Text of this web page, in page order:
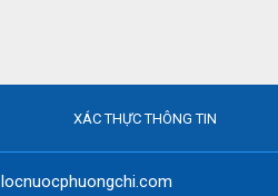
XÁC THỰC THÔNG TIN
locnuocphuongchi.com